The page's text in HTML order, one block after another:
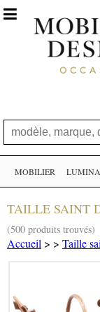

MOBILIER
TAILLE SAINT
(500 produits trouvés)
Accueil > > Taille